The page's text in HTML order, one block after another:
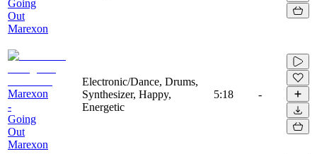
Going
Out
Marexon
Marexon
-
Going
Out
Marexon
Electronic/Dance, Drums,
Synthesizer, Happy,
Energetic
5:18 -